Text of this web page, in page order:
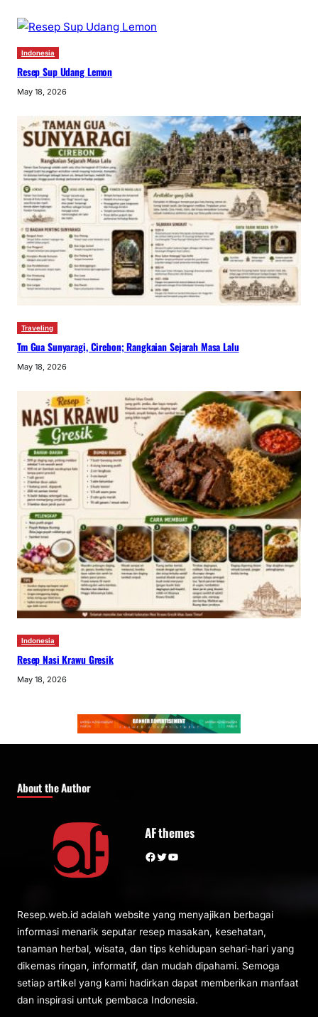
Indonesia
Resep Sup Udang Lemon
May 18, 2026
Traveling
Tm Gua Sunyaragi, Cirebon; Rangkaian Sejarah Masa Lalu
May 18, 2026
Indonesia
Resep Nasi Krawu Gresik
May 18, 2026
About the Author
AF themes
Facebook Twitter YouTube
Resep.web.id adalah website yang menyajikan berbagai
informasi menarik seputar resep masakan, kesehatan,
tanaman herbal, wisata, dan tips kehidupan sehari-hari yang
dikemas ringan, informatif, dan mudah dipahami. Semoga
setiap artikel yang kami hadirkan dapat memberikan manfaat
dan inspirasi untuk pembaca Indonesia.